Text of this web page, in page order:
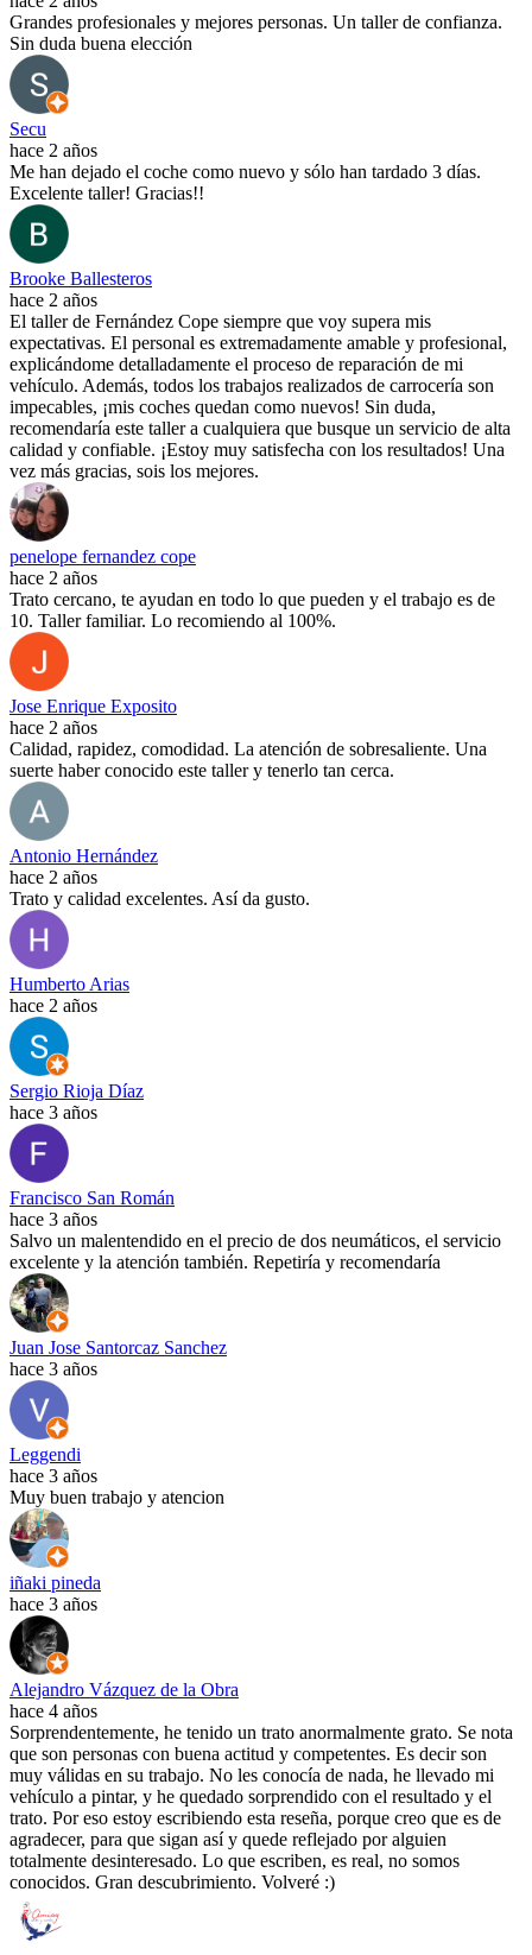
Grandes profesionales y mejores personas. Un taller de confianza.
Sin duda buena elección
Secu
hace 2 años
Me han dejado el coche como nuevo y sólo han tardado 3 días.
Excelente taller! Gracias!!
Brooke Ballesteros
hace 2 años
El taller de Fernández Cope siempre que voy supera mis
expectativas. El personal es extremadamente amable y profesional,
explicándome detalladamente el proceso de reparación de mi
vehículo. Además, todos los trabajos realizados de carrocería son
impecables, ¡mis coches quedan como nuevos! Sin duda,
recomendaría este taller a cualquiera que busque un servicio de alta
calidad y confiable. ¡Estoy muy satisfecha con los resultados! Una
vez más gracias, sois los mejores.
penelope fernandez cope
hace 2 años
Trato cercano, te ayudan en todo lo que pueden y el trabajo es de
10. Taller familiar. Lo recomiendo al 100%.
Jose Enrique Exposito
hace 2 años
Calidad, rapidez, comodidad. La atención de sobresaliente. Una
suerte haber conocido este taller y tenerlo tan cerca.
Antonio Hernández
hace 2 años
Trato y calidad excelentes. Así da gusto.
Humberto Arias
hace 2 años
Sergio Rioja Díaz
hace 3 años
Francisco San Román
hace 3 años
Salvo un malentendido en el precio de dos neumáticos, el servicio
excelente y la atención también. Repetiría y recomendaría
Juan Jose Santorcaz Sanchez
hace 3 años
Leggendi
hace 3 años
Muy buen trabajo y atencion
iñaki pineda
hace 3 años
Alejandro Vázquez de la Obra
hace 4 años
Sorprendentemente, he tenido un trato anormalmente grato. Se nota
que son personas con buena actitud y competentes. Es decir son
muy válidas en su trabajo. No les conocía de nada, he llevado mi
vehículo a pintar, y he quedado sorprendido con el resultado y el
trato. Por eso estoy escribiendo esta reseña, porque creo que es de
agradecer, para que sigan así y quede reflejado por alguien
totalmente desinteresado. Lo que escriben, es real, no somos
conocidos. Gran descubrimiento. Volveré :)